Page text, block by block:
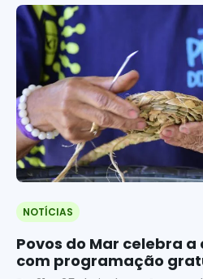
NOTÍCIAS
Povos do Mar celebra
com programação